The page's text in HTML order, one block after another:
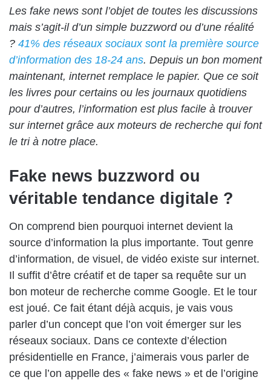
Les fake news sont l’objet de toutes les discussions
mais s’agit-il d’un simple buzzword ou d’une réalité
? 41% des réseaux sociaux sont la première source
d’information des 18-24 ans. Depuis un bon moment
maintenant, internet remplace le papier. Que ce soit
les livres pour certains ou les journaux quotidiens
pour d’autres, l’information est plus facile à trouver
sur internet grâce aux moteurs de recherche qui font
le tri à notre place.
Fake news buzzword ou
véritable tendance digitale ?
On comprend bien pourquoi internet devient la
source d’information la plus importante. Tout genre
d’information, de visuel, de vidéo existe sur internet.
Il suffit d’être créatif et de taper sa requête sur un
bon moteur de recherche comme Google. Et le tour
est joué. Ce fait étant déjà acquis, je vais vous
parler d’un concept que l’on voit émerger sur les
réseaux sociaux. Dans ce contexte d’élection
présidentielle en France, j’aimerais vous parler de
ce que l’on appelle des « fake news » et de l’origine